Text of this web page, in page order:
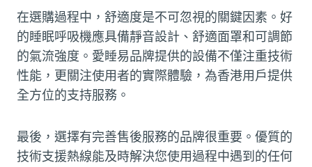
在選購過程中，舒適度是不可忽視的關鍵因素。好
的睡眠呼吸機應具備靜音設計、舒適面罩和可調節
的氣流強度。愛睡易品牌提供的設備不僅注重技術
性能，更關注使用者的實際體驗，為香港用戶提供
全方位的支持服務。
最後，選擇有完善售後服務的品牌很重要。優質的
技術支援熱線能及時解決您使用過程中遇到的任何